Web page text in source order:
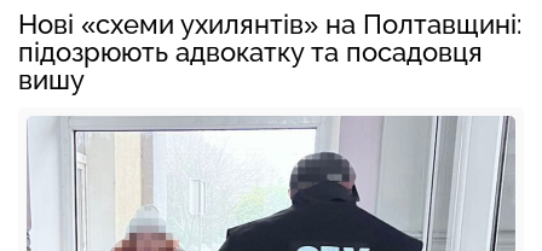
Нові «схеми ухилянтів» на Полтавщині:
підозрюють адвокатку та посадовця
вишу